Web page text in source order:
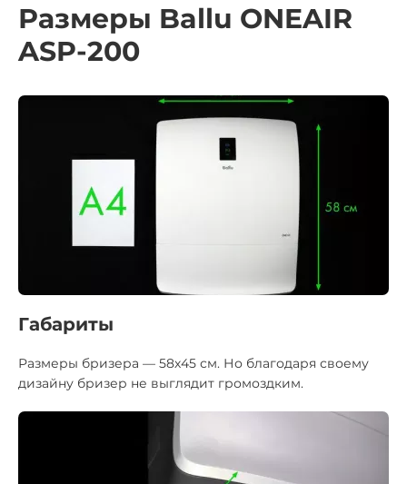
Размеры Ballu ONEAIR
ASP-200
Габариты
Размеры бризера — 58х45 см. Но благодаря своему
дизайну бризер не выглядит громоздким.